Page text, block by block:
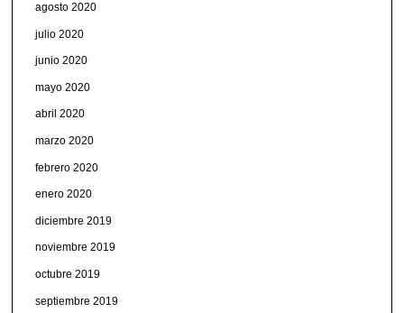
agosto 2020
julio 2020
junio 2020
mayo 2020
abril 2020
marzo 2020
febrero 2020
enero 2020
diciembre 2019
noviembre 2019
octubre 2019
septiembre 2019